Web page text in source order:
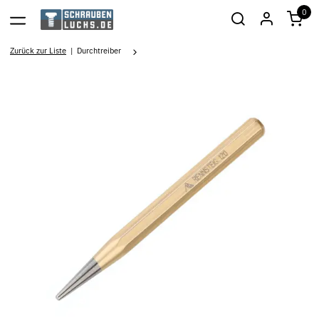
0
Zurück zur Liste Durchtreiber